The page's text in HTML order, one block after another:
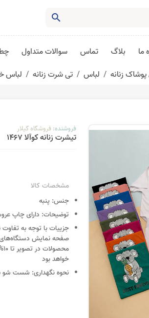
search
ما بلاگ تماس سوالات متداول
پوشاک زنانه لباس تی شرت زنانه لباس
فروشنده: فروشگاه گیلار
تیشرت زنانه کوآلا 1467
مشخصات کالا
جنس: پنبه
توضیحات: دارای چاپ
جزییاتبا توجه به
صفحه نمایش
خواهد بود
نحوه نگهداری: شست شو